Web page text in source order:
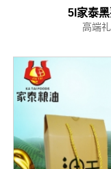
5l家泰
高端